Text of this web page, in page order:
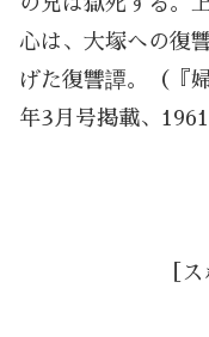
心は、大塚への復
げた復讐譚。（『
年3月号掲載、
［